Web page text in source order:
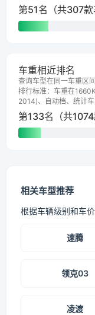
第51名（共307款
车重相近排名
查询车型在同一车重区
排行标准：车重在
2014)、自动档、统计车
第133名（共1074
相关车型推荐
根据车辆级别和车
速腾
领克03
凌渡